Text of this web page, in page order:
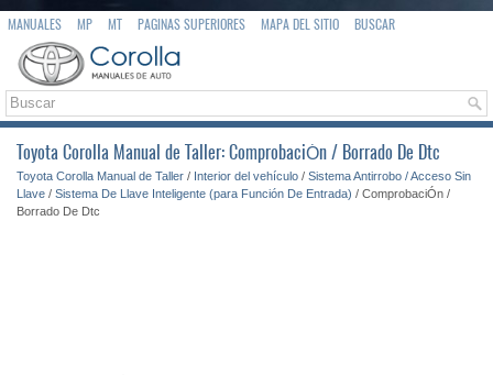
MANUALES MP MT PAGINAS SUPERIORES MAPA DEL SITIO BUSCAR
Toyota Corolla Manual de Taller: ComprobaciÓn / Borrado De Dtc
Toyota Corolla Manual de Taller / Interior del vehículo / Sistema Antirrobo / Acceso Sin
Llave / Sistema De Llave Inteligente (para Función De Entrada) / ComprobaciÓn /
Borrado De Dtc